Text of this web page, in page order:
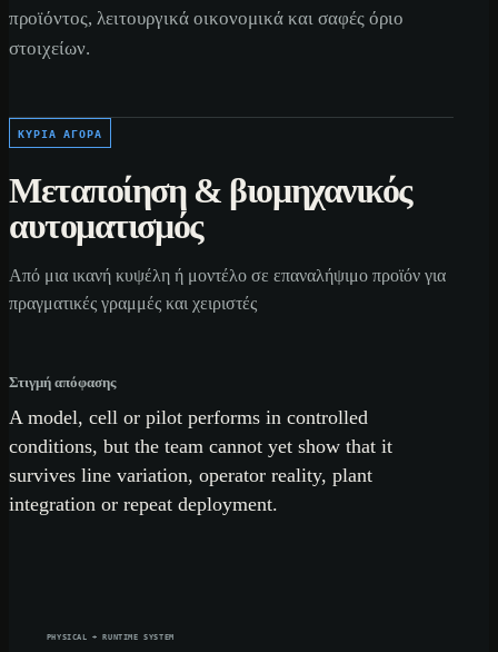
προϊόντος, λειτουργικά οικονομικά και σαφές όριο
στοιχείων.
ΚΎΡΙΑ ΑΓΟΡΆ
Μεταποίηση & βιομηχανικός
αυτοματισμός
Από μια ικανή κυψέλη ή μοντέλο σε επαναλήψιμο προϊόν για
πραγματικές γραμμές και χειριστές
Στιγμή απόφασης
A model, cell or pilot performs in controlled
conditions, but the team cannot yet show that it
survives line variation, operator reality, plant
integration or repeat deployment.
PHYSICAL + RUNTIME SYSTEM